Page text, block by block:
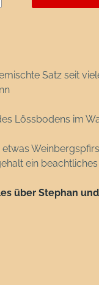
Satz seit
Lössbodens im
ein
über Stephan